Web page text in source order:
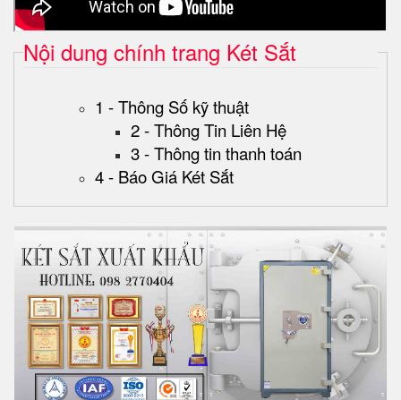
Nội dung chính trang Két Sắt
1 - Thông Số kỹ thuật
2 - Thông Tin Liên Hệ
3 - Thông tin thanh toán
4 - Báo Giá Két Sắt